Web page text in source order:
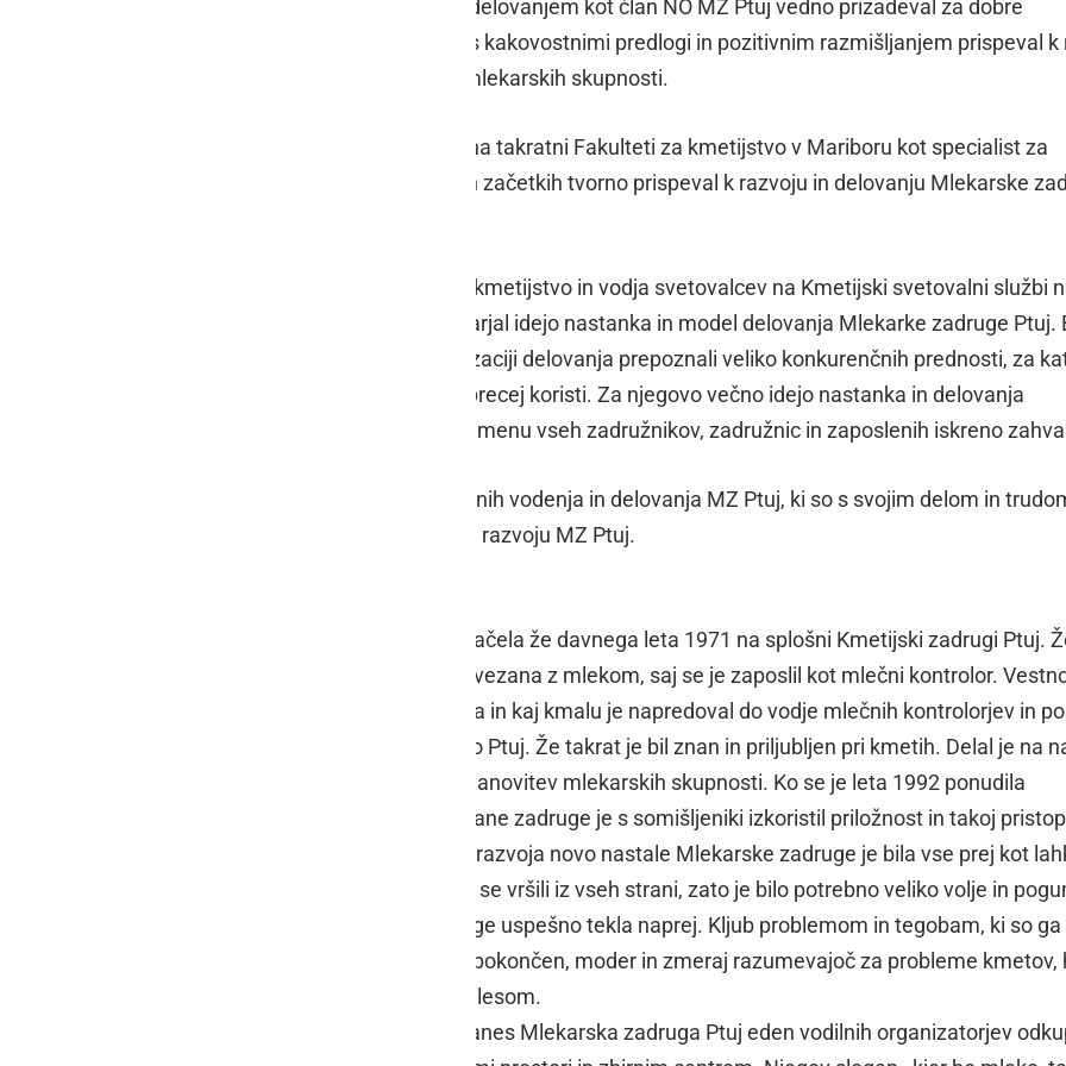
iz Sakušaka si je s svojim delovanjem kot član NO MZ Ptuj vedno prizadeval za dobre
medsebojne odnose med člani, ter s kakovostnimi predlogi in pozitivnim razmišljanjem prispeval k
in razvoju zadruge. Bil je pobudnik mlekarskih skupnosti.
je kot profesor na takratni Fakulteti za kmetijstvo v Mariboru kot specialist za
govedorejo in kot kmetovalec njenih začetkih tvorno prispeval k razvoju in delovanju Mlekarske
je kot strokovnjak za kmetijstvo in vodja svetovalcev na Kmetijski svetovalni službi
Ptuju med kmetovalci vedno zagovarjal idejo nastanka in model delovanja Mlekarke zadruge Ptuj.
eden tistih, ki so že takrat v specializaciji delovanja prepoznali veliko konkurenčnih prednosti, za
je vedel, da bodo kmetom prinesle precej koristi. Za njegovo večno idejo nastanka in delovanja
Mlekarske zadruge Ptuj so se mu v imenu vseh zadružnikov, zadružnic in zaposlenih iskreno
Podelitev priznanj zaslužnim, v organih vodenja in delovanja MZ Ptuj, ki so s svojim delom in
pomembno prispevali k delovanju in razvoju MZ Ptuj.
Poklicna pot Draga Zupaniča se je začela že davnega leta 1971 na splošni Kmetijski zadrugi Ptuj.
prva njegova služba je bila tesno povezana z mlekom, saj se je zaposlil kot mlečni kontrolor.
ga je hitro pripeljalo do napredovanja in kaj kmalu je napredoval do vodje mlečnih kontrolorjev in
koordinator med KZ Ptuj in Mlekarno Ptuj. Že takrat je bil znan in priljubljen pri kmetih. Delal je na
hladilnih bazenov in bil pobudnik ustanovitev mlekarskih skupnosti. Ko se je leta 1992 ponudila
priložnost za ustanovitev specializirane zadruge je s somišljeniki izkoristil priložnost in takoj
ustanovitvi Mlekarske zadruge. Pot razvoja novo nastale Mlekarske zadruge je bila vse prej kot
Pritiski na specializirano zadrugo so se vršili iz vseh strani, zato je bilo potrebno veliko volje in
da je poslovna pot Mlekarske zadruge uspešno tekla naprej. Kljub problemom in tegobam, ki so ga
spremljale na poslovni poti, je ostal pokončen, moder in zmeraj razumevajoč za probleme kmetov,
pa predan svojemu delu z dušo in telesom.
Zaradi njegove drznosti in volje je danes Mlekarska zadruga Ptuj eden vodilnih organizatorjev